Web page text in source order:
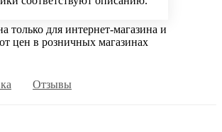
только для интернет-магазина и
цен в розничных магазинах
Отзывы